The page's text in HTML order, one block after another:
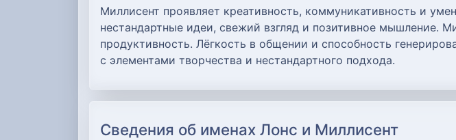
Миллисент проявляет креативность, коммуникативность и
нестандартные идеи, свежий взгляд и позитивное мышление.
продуктивность. Лёгкость в общении и способность
с элементами творчества и нестандартного подхода.
Сведения об именах Лонс и Миллисент